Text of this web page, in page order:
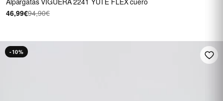
46,99€94,90€
-10%